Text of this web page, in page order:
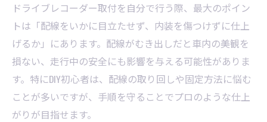
践する方法
リアまで綺麗に仕上げる配線術の実践
ドライブレコーダー取付でリア配線を綺麗
に隠す手順
リアカメラ配線方法とドライブレコーダー
取付の連携術
ドライブレコーダー取付を自分で行う際、最大のポイン
トは「配線をいかに目立たせず、内装を傷つけずに仕上
げるか」にあります。配線がむき出しだと車内の美観を
損ない、走行中の安全にも影響を与える可能性がありま
す。特にDIY初心者は、配線の取り回しや固定方法に悩む
ことが多いですが、手順を守ることでプロのような仕上
がりが目指せます。